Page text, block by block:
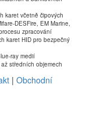
karet včetně čipových
DESFire, EM Marine,
zpracování
karet HID pro bezpečný
ray medií
středních objemech
| Obchodní